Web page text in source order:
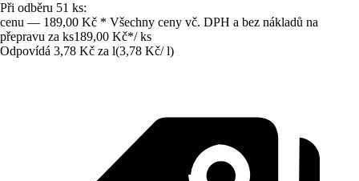
Při odběru 51 ks:
cenu — 189,00 Kč * Všechny ceny vč. DPH a bez nákladů na
přepravu za ks189,00 Kč*/ ks
Odpovídá 3,78 Kč za l(3,78 Kč/ l)